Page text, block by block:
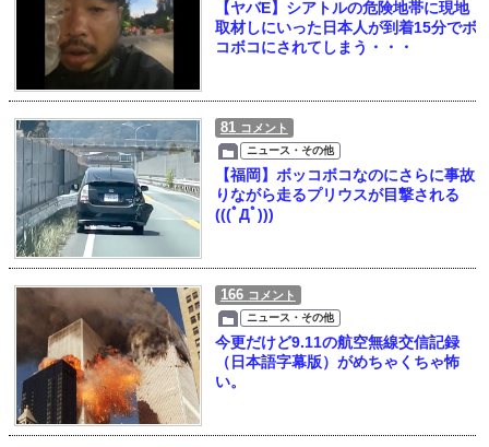
【ヤバE】シアトルの危険地帯に現地
取材しにいった日本人が到着15分でボ
コボコにされてしまう・・・
81 コメント
ニュース・その他
【福岡】ボッコボコなのにさらに事故
りながら走るプリウスが目撃される
(((ﾟДﾟ)))
166 コメント
ニュース・その他
今更だけど9.11の航空無線交信記録
（日本語字幕版）がめちゃくちゃ怖
い。